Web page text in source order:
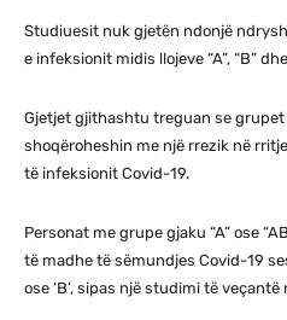
Studiuesit nuk gjetën ndonjë
e infeksionit midis llojeve “A”, “B”
Gjetjet gjithashtu treguan se grupet
shoqëroheshin me një rrezik në
të infeksionit Covid-19.
Personat me grupe gjaku “A” ose
të madhe të sëmundjes Covid-19
ose ‘B’, sipas një studimi të